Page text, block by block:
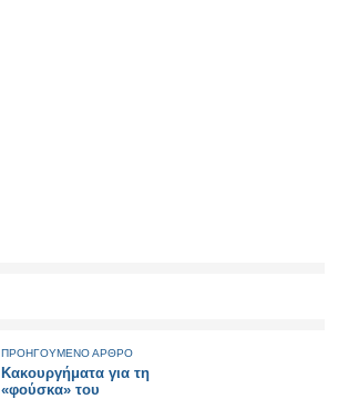
ΠΡΟΗΓΟΥΜΕΝΟ ΑΡΘΡΟ
Κακουργήματα για τη
«φούσκα» του